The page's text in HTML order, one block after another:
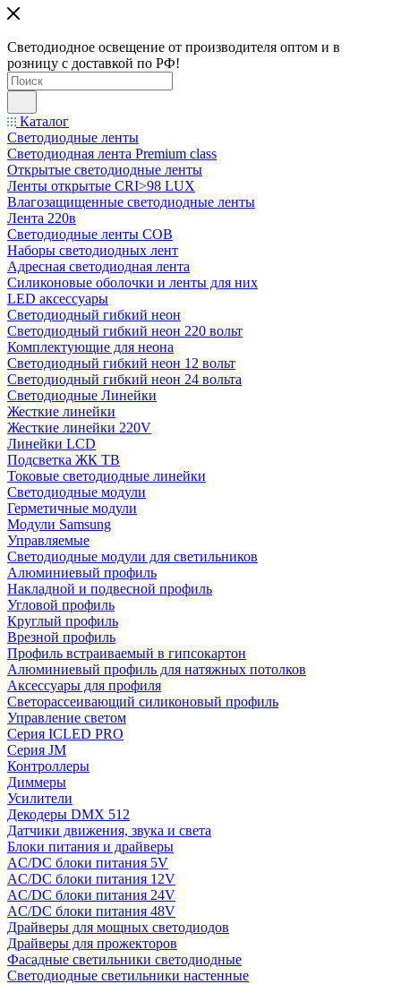
Светодиодное освещение от производителя оптом и в
розницу с доставкой по РФ!
Каталог
Светодиодные ленты
Светодиодная лента Premium class
Открытые светодиодные ленты
Ленты открытые CRI>98 LUX
Влагозащищенные светодиодные ленты
Лента 220в
Светодиодные ленты COB
Наборы светодиодных лент
Адресная светодиодная лента
Силиконовые оболочки и ленты для них
LED аксессуары
Светодиодный гибкий неон
Светодиодный гибкий неон 220 вольт
Комплектующие для неона
Светодиодный гибкий неон 12 вольт
Светодиодный гибкий неон 24 вольта
Светодиодные Линейки
Жесткие линейки
Жесткие линейки 220V
Линейки LCD
Подсветка ЖК ТВ
Токовые светодиодные линейки
Светодиодные модули
Герметичные модули
Модули Samsung
Управляемые
Светодиодные модули для светильников
Алюминиевый профиль
Накладной и подвесной профиль
Угловой профиль
Круглый профиль
Врезной профиль
Профиль встраиваемый в гипсокартон
Алюминиевый профиль для натяжных потолков
Аксессуары для профиля
Светорассеивающий силиконовый профиль
Управление светом
Серия ICLED PRO
Серия JM
Контроллеры
Диммеры
Усилители
Декодеры DMX 512
Датчики движения, звука и света
Блоки питания и драйверы
AC/DC блоки питания 5V
AC/DC блоки питания 12V
AC/DC блоки питания 24V
AC/DC блоки питания 48V
Драйверы для мощных светодиодов
Драйверы для прожекторов
Фасадные светильники светодиодные
Светодиодные светильники настенные